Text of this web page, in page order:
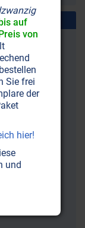
auf
von
Sie frei
der
hier!
und